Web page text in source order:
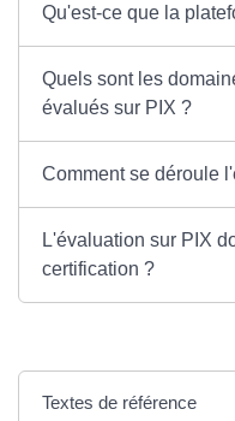
Qu'est-ce que la
Quels sont les
évalués sur PIX ?
Comment se déroule
L'évaluation sur PIX
certification ?
Textes de référence